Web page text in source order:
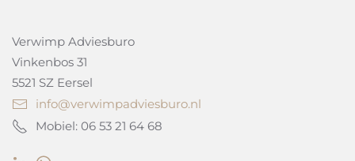
Verwimp Adviesburo
Vinkenbos 31
5521 SZ Eersel
info@verwimpadviesburo.nl
Mobiel: 06 53 21 64 68